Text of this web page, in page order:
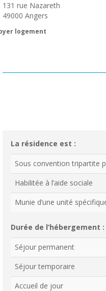
131 rue Nazareth
49000 Angers
logement
La résidence est :
Sous convention tripartite
Habilitée à l’aide sociale
Munie d’une unité
Durée de l’hébergement :
Séjour permanent
Séjour temporaire
Accueil de jour